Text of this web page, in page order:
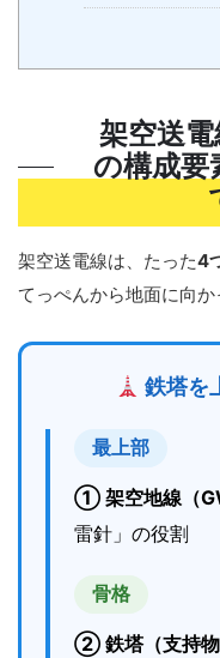
架空送
の構成要
架空送電線は、たった4
てっぺんから地面に向か
鉄塔を
最上部
① 架空地線（
雷針」の役割
骨格
② 鉄塔（支持物